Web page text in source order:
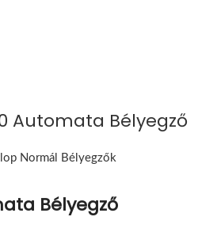
Automata Bélyegző
Normál Bélyegzők
Bélyegző